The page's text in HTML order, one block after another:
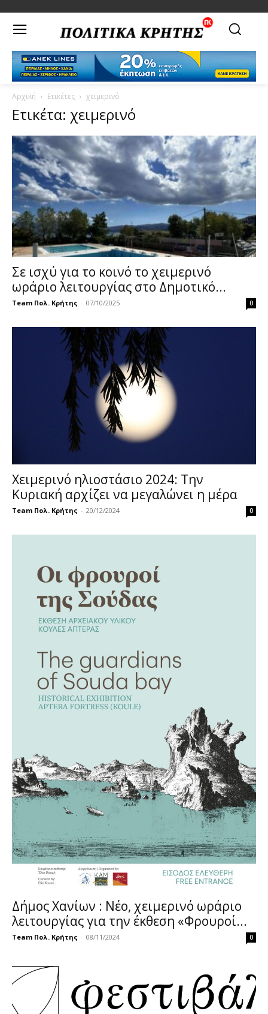
Αρχική Ετικέτες χειμερινό
Ετικέτα: χειμερινό
Σε ισχύ για το κοινό το χειμερινό
ωράριο λειτουργίας στο Δημοτικό...
Team Πολ. Κρήτης - 07/10/2025 0
Χειμερινό ηλιοστάσιο 2024: Την
Κυριακή αρχίζει να μεγαλώνει η μέρα
Team Πολ. Κρήτης - 20/12/2024 0
Δήμος Χανίων : Νέο, χειμερινό ωράριο
λειτουργίας για την έκθεση «Φρουροί...
Team Πολ. Κρήτης - 08/11/2024 0